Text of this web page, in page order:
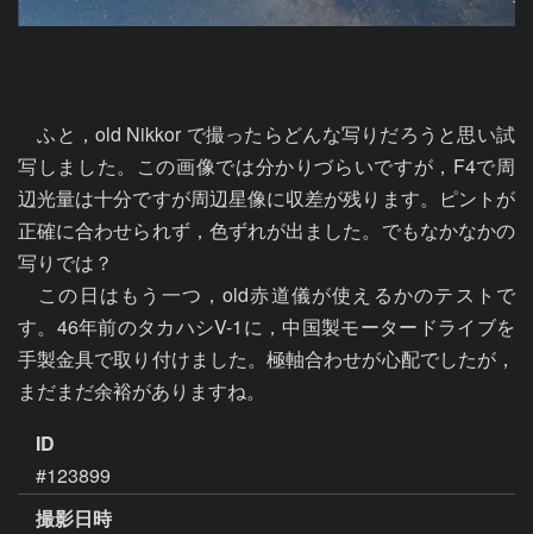
ふと，old Nikkor で撮ったらどんな写りだろうと思い試
写しました。この画像では分かりづらいですが，F4で周
辺光量は十分ですが周辺星像に収差が残ります。ピントが
正確に合わせられず，色ずれが出ました。でもなかなかの
写りでは？
この日はもう一つ，old赤道儀が使えるかのテストで
す。46年前のタカハシV-1に，中国製モータードライブを
手製金具で取り付けました。極軸合わせが心配でしたが，
まだまだ余裕がありますね。
ID
#123899
撮影日時